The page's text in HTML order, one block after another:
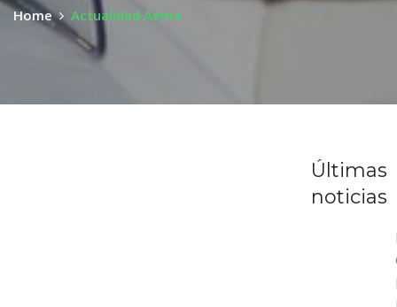
Home Actualidad Aema
Últimas
noticias